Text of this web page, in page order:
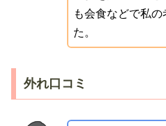
も会食などで私
た。
外れ口コミ